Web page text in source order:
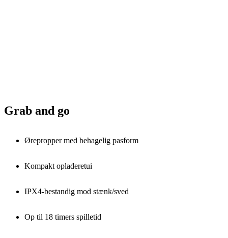
Grab and go
Ørepropper med behagelig pasform
Kompakt opladeretui
IPX4-bestandig mod stænk/sved
Op til 18 timers spilletid